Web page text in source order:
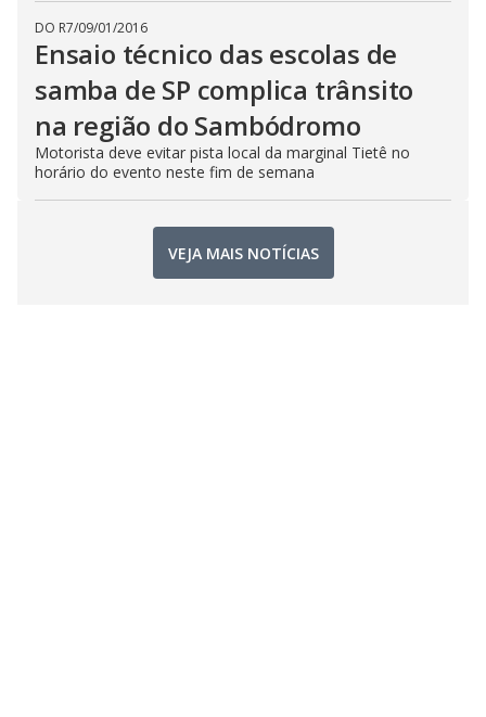
DO R7/09/01/2016
Ensaio técnico das escolas de
samba de SP complica trânsito
na região do Sambódromo
Motorista deve evitar pista local da marginal Tietê no
horário do evento neste fim de semana
VEJA MAIS NOTÍCIAS